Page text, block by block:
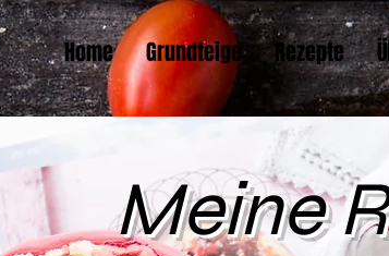
Home Grundteige Rezepte
Meine